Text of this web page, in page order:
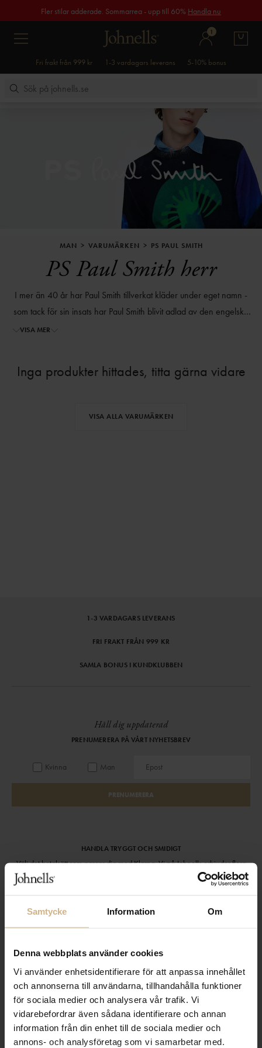
Samtycke Information Om
Denna webbplats använder cookies
Vi använder enhetsidentifierare för att anpassa innehållet
och annonserna till användarna, tillhandahålla funktioner
för sociala medier och analysera vår trafik. Vi
vidarebefordrar även sådana identifierare och annan
information från din enhet till de sociala medier och
annons- och analysföretag som vi samarbetar med.
Fler stilar adderade. Sommarrea - upp till 60% Handla nu
1
Fri frakt från 999 kr 1-3 vardagars leverans 5-10% bonus
MAN VARUMÄRKEN PS PAUL SMITH
PS Paul Smith herr
I mer än 40 år har Paul Smith tillverkat kläder under eget namn -
som tack för sin insats har Paul Smith blivit adlad av den engelska
drottningen. Paul Smith är idag synonymt med typiskt brittiskt mode
våra kläder. Få har påverkat modet på samma sätt som han har.
VISA MER
Inga produkter hittades, titta gärna vidare
VISA ALLA VARUMÄRKEN
1-3 VARDAGARS LEVERANS
FRI FRAKT FRÅN 999 KR
SAMLA BONUS I KUNDKLUBBEN
Håll dig uppdaterad
PRENUMERERA PÅ VÅRT NYHETSBREV
Kvinna Man
PRENUMERERA
HANDLA TRYGGT OCH SMIDIGT
Välj det betalsätt som passar dig med Klarna. Vi på Johnells erbjuder flera
bekväma fraktalternativ; utlämningsställe, hemleverans och paketskåp. Du
får alltid med en fraktsedel i ditt paket för smidiga returer och byten!
KUNDSERVICE OM JOHNELLS